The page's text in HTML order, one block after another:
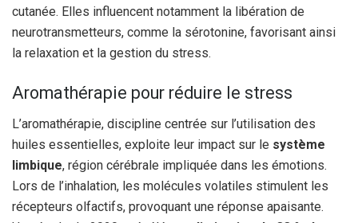
cutanée. Elles influencent notamment la libération de
neurotransmetteurs, comme la sérotonine, favorisant ainsi
la relaxation et la gestion du stress.
Aromathérapie pour réduire le stress
L’aromathérapie, discipline centrée sur l’utilisation des
huiles essentielles, exploite leur impact sur le système
limbique, région cérébrale impliquée dans les émotions.
Lors de l’inhalation, les molécules volatiles stimulent les
récepteurs olfactifs, provoquant une réponse apaisante.